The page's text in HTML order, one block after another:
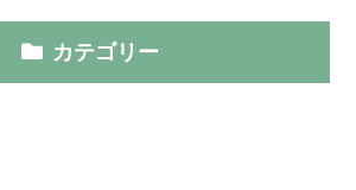
カテゴリー